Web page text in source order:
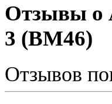
Отзывы о
3 (BM46)
Отзывов